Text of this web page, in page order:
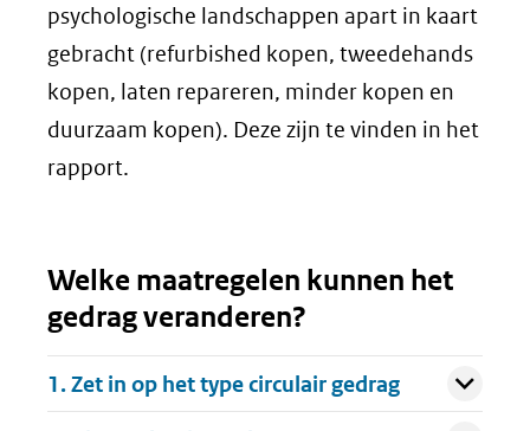
psychologische landschappen apart in kaart
gebracht (refurbished kopen, tweedehands
kopen, laten repareren, minder kopen en
duurzaam kopen). Deze zijn te vinden in het
rapport.
Welke maatregelen kunnen het
gedrag veranderen?
1. Zet in op het type circulair gedrag
Uitklappen